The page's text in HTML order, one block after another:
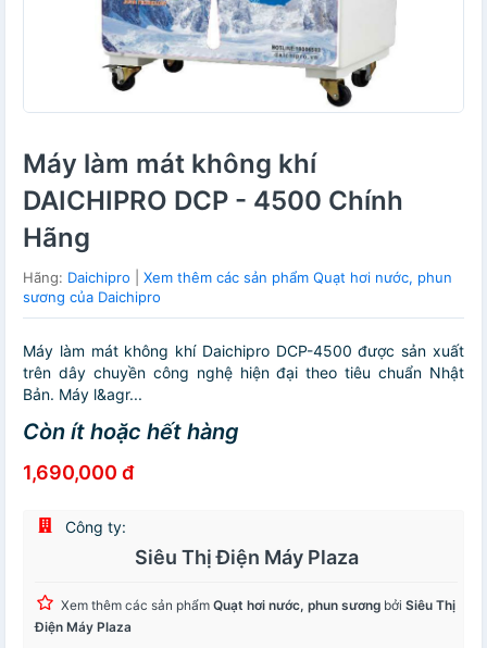
Máy làm mát không khí
DAICHIPRO DCP - 4500 Chính
Hãng
Hãng: Daichipro
Xem thêm các sản phẩm Quạt hơi nước, phun
sương của Daichipro
Máy làm mát không khí Daichipro DCP-4500 được sản xuất
trên dây chuyền công nghệ hiện đại theo tiêu chuẩn Nhật
Bản. Máy l&agr...
Còn ít hoặc hết hàng
1,690,000 đ
Công ty:
Siêu Thị Điện Máy Plaza
Xem thêm các sản phẩm Quạt hơi nước, phun sương bởi Siêu Thị
Điện Máy Plaza